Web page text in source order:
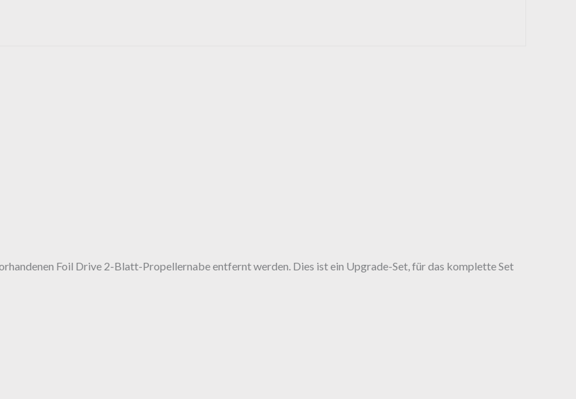
Foil Drive 2-Blatt-Propellernabe entfernt werden. Dies ist ein Upgrade-Set, für das komplette Set